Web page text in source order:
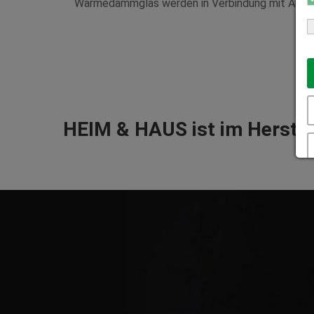
Wärmedämmglas werden in Verbindung mit
HEIM & HAUS ist im